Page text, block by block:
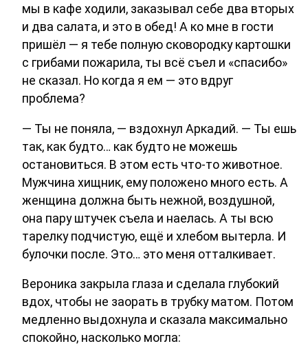
мы в кафе ходили, заказывал себе два вторых
и два салата, и это в обед! А ко мне в гости
пришёл — я тебе полную сковородку картошки
с грибами пожарила, ты всё съел и «спасибо»
не сказал. Но когда я ем — это вдруг
проблема?
— Ты не поняла, — вздохнул Аркадий. — Ты ешь
так, как будто… как будто не можешь
остановиться. В этом есть что-то животное.
Мужчина хищник, ему положено много есть. А
женщина должна быть нежной, воздушной,
она пару штучек съела и наелась. А ты всю
тарелку подчистую, ещё и хлебом вытерла. И
булочки после. Это… это меня отталкивает.
Вероника закрыла глаза и сделала глубокий
вдох, чтобы не заорать в трубку матом. Потом
медленно выдохнула и сказала максимально
спокойно, насколько могла: